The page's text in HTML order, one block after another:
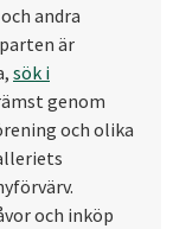
andra
är
sök i
genom
och olika
och inköp